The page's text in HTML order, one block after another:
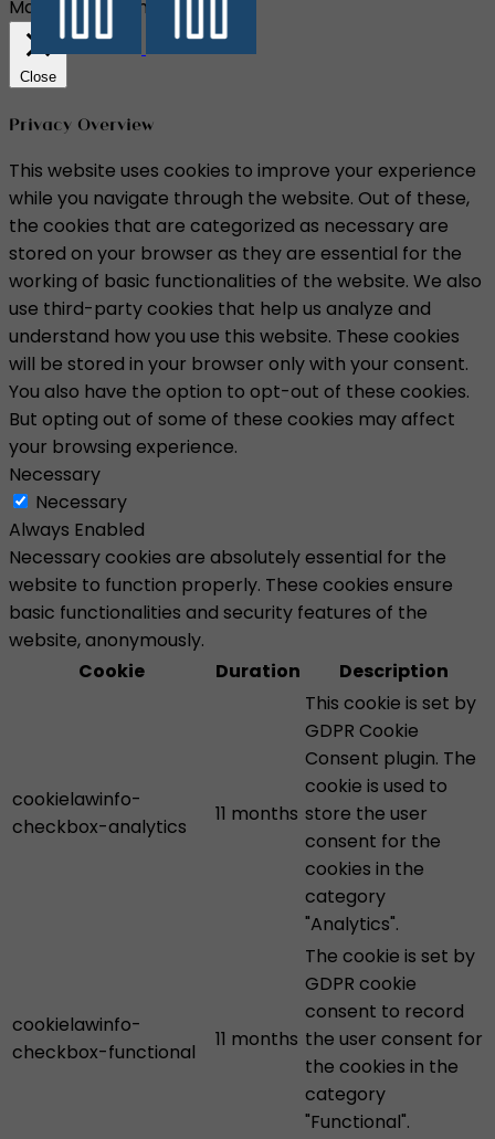
Manage consent
Close
Privacy Overview
This website uses cookies to improve your experience
while you navigate through the website. Out of these,
the cookies that are categorized as necessary are
stored on your browser as they are essential for the
working of basic functionalities of the website. We also
use third-party cookies that help us analyze and
understand how you use this website. These cookies
will be stored in your browser only with your consent.
You also have the option to opt-out of these cookies.
But opting out of some of these cookies may affect
your browsing experience.
Necessary
Necessary
Always Enabled
Necessary cookies are absolutely essential for the
website to function properly. These cookies ensure
basic functionalities and security features of the
website, anonymously.
Cookie
Duration Description
cookielawinfo-
checkbox-analytics
11 months
This cookie is set by
GDPR Cookie
Consent plugin. The
cookie is used to
store the user
consent for the
cookies in the
category
"Analytics".
cookielawinfo-
checkbox-functional
11 months
The cookie is set by
GDPR cookie
consent to record
the user consent for
the cookies in the
category
"Functional".